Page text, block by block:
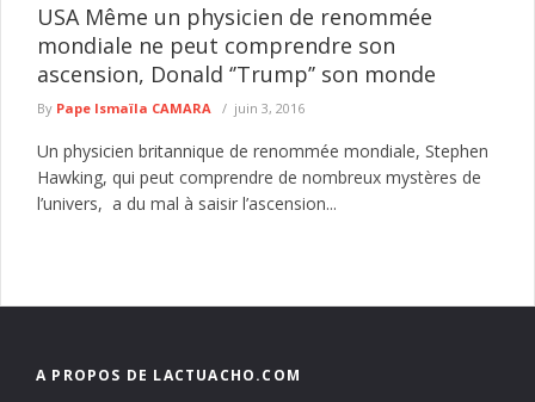
USA Même un physicien de renommée
mondiale ne peut comprendre son
ascension, Donald ‘’Trump’’ son monde
By Pape Ismaïla CAMARA juin 3, 2016
Un physicien britannique de renommée mondiale, Stephen
Hawking, qui peut comprendre de nombreux mystères de
l’univers, a du mal à saisir l’ascension...
A PROPOS DE LACTUACHO.COM